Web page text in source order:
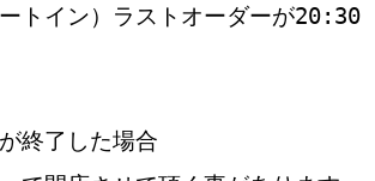
トイン）ラストオーダーが20:30
終了した場合